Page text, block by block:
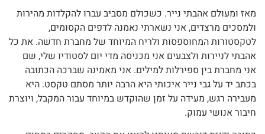
מאז ומעולם אהבתי נייר. כשכולם מסביב עברו להקלדות מהירות
ולמסכים מרצדים, אני נשארתי נאמנה לדפים הקסומים,
לטקסטורות המחוספסות ולריח המיוחד של מחברת חדשה. את כל
אהבתי לניירות ולצבעים אני מכניסה מדי יום לסטודיו שלי, שם
אני מחברת בין ספירלות למילים. אני מאמינה שברכה הכתובה
בכתב יד על גבי נייר איכותי היא הרבה יותר מסתם טקסט. היא
מעבירה רגש, מעידה על זמן שהוקדש במיוחד עבור המקבל, ויוצרת
חיבור אנושי עמוק.